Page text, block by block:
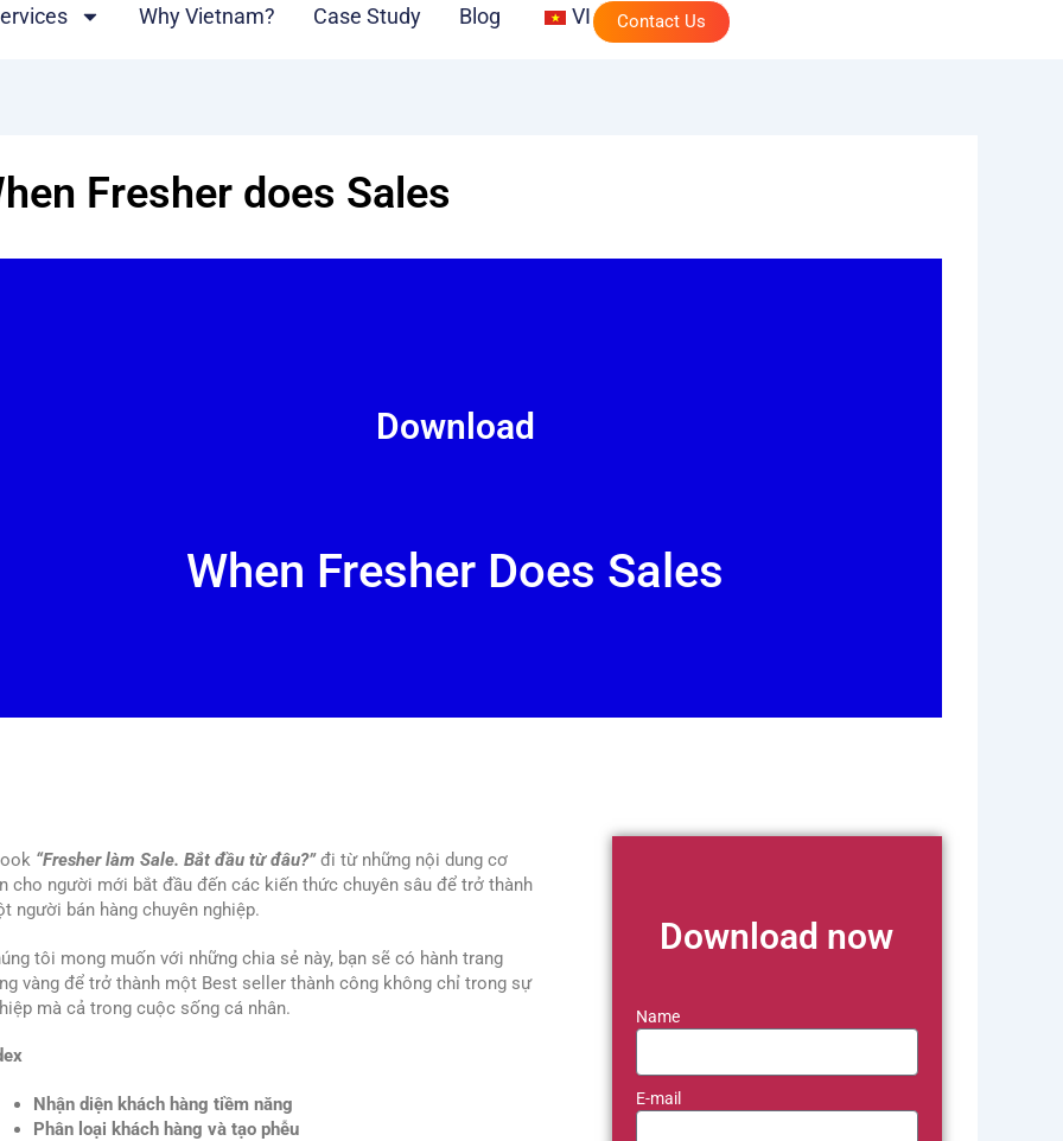
Why Vietnam? Case Study Blog VI Contact Us
Fresher does Sales
Download
When Fresher Does Sales
“Fresher làm Sale. Bắt đầu từ đâu?”đi từ những nội dung cơ
cho người mới bắt đầu đến các kiến thức chuyên sâu để trở thành
người bán hàng chuyên nghiệp.
tôi mong muốn với những chia sẻ này, bạn sẽ có hành trang
vàng để trở thành một Best seller thành công không chỉ trong sự
mà cả trong cuộc sống cá nhân.
Nhận diện khách hàng tiềm năng
Phân loại khách hàng và tạo phễu
Download now
Name
E-mail
Help You Gain Deeper
Through A 1:1
Session